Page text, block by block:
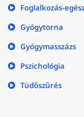
Foglalkozás-
Gyógytorna
Gyógymasszázs
Pszichológia
Tüdőszűrés